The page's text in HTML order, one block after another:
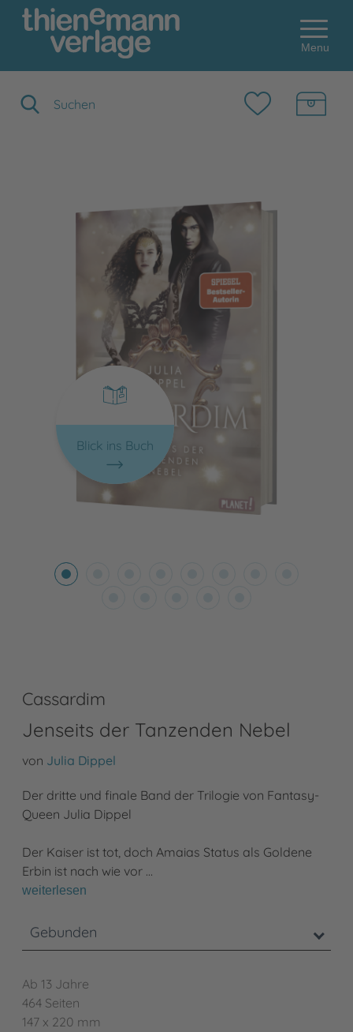
Menu
Blick ins Buch
Cassardim
Jenseits der Tanzenden Nebel
von Julia Dippel
Der dritte und finale Band der Trilogie von Fantasy-
Queen Julia Dippel
Der Kaiser ist tot, doch Amaias Status als Goldene
Erbin ist nach wie vor …
weiterlesen
Gebunden
Ab 13 Jahre
464 Seiten
147 x 220 mm